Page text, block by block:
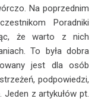
Na poprzednim
Poradniki
że warto z nich
To była dobra
jest dla osób
podpowiedzi,
z artykułów pt.